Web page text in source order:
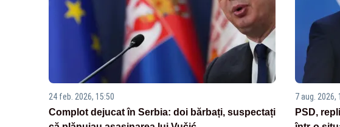
24 feb. 2026, 15:50
Complot dejucat în Serbia: doi bărbați, suspectați
7 aug. 2026,
PSD,